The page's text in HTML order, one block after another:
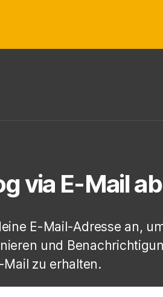
via E-Mail
E-Mail-Adresse an,
und
Mail zu erhalten.